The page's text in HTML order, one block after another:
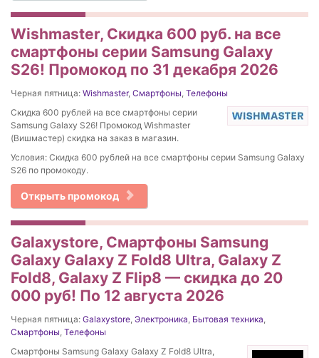
Wishmaster, Скидка 600 руб. на все
смартфоны серии Samsung Galaxy
S26! Промокод по 31 декабря 2026
Черная пятница: Wishmaster, Смартфоны, Телефоны
Скидка 600 рублей на все смартфоны серии
Samsung Galaxy S26! Промокод Wishmaster
(Вишмастер) скидка на заказ в магазин.
Условия: Скидка 600 рублей на все смартфоны серии Samsung Galaxy
S26 по промокоду.
Открыть промокод
Galaxystore, Смартфоны Samsung
Galaxy Galaxy Z Fold8 Ultra, Galaxy Z
Fold8, Galaxy Z Flip8 — скидка до 20
000 руб! По 12 августа 2026
Черная пятница: Galaxystore, Электроника, Бытовая техника,
Смартфоны, Телефоны
Смартфоны Samsung Galaxy Galaxy Z Fold8 Ultra,